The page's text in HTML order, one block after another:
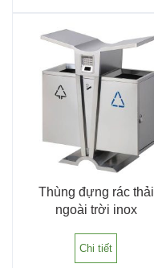
Thùng đựng rác thải
ngoài trời inox
Chi tiết